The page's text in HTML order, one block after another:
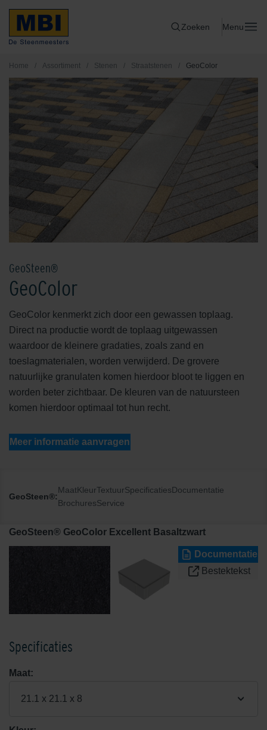
Zoeken Menu
Home / Assortiment / Stenen / Straatstenen / GeoColor
GeoSteen®
GeoColor
GeoColor kenmerkt zich door een gewassen toplaag.
Direct na productie wordt de toplaag uitgewassen
waardoor de kleinere gradaties, zoals zand en
toeslagmaterialen, worden verwijderd. De grovere
natuurlijke granulaten komen hierdoor bloot te liggen en
worden beter zichtbaar. De kleuren van de natuursteen
komen hierdoor optimaal tot hun recht.
Meer informatie aanvragen
GeoSteen®:
MaatKleurTextuurSpecificatiesDocumentatie
BrochuresService
GeoSteen® GeoColor Excellent Basaltzwart
Documentatie
Bestektekst
Specificaties
Maat:
21.1 x 21.1 x 8